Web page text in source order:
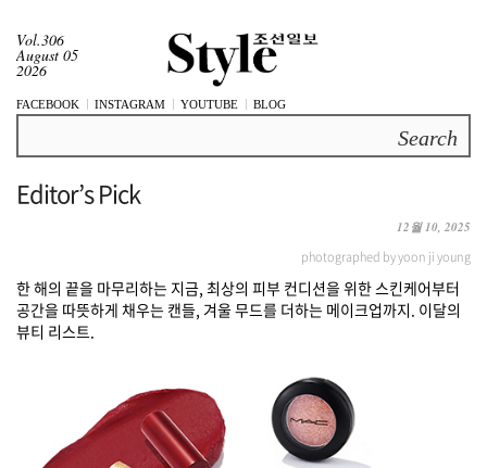
Vol.306
August 05
2026
FACEBOOK INSTAGRAM YOUTUBE BLOG
Editor’s Pick
12월 10, 2025
photographed by yoon ji young
한 해의 끝을 마무리하는 지금, 최상의 피부 컨디션을 위한 스킨케어부터
공간을 따뜻하게 채우는 캔들, 겨울 무드를 더하는 메이크업까지. 이달의
뷰티 리스트.